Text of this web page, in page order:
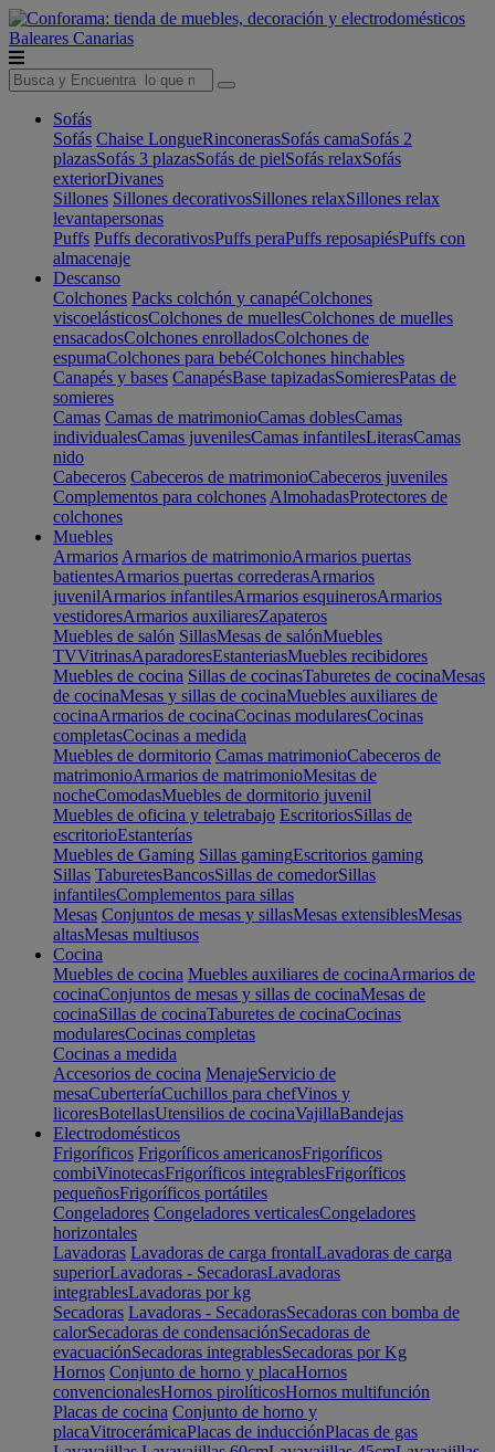
Baleares Canarias
Sofás
Sofás Chaise LongueRinconerasSofás camaSofás 2
plazasSofás 3 plazasSofás de pielSofás relaxSofás
exteriorDivanes
Sillones Sillones decorativosSillones relaxSillones relax
levantapersonas
Puffs Puffs decorativosPuffs peraPuffs reposapiésPuffs con
almacenaje
Descanso
Colchones Packs colchón y canapéColchones
viscoelásticosColchones de muellesColchones de muelles
ensacadosColchones enrolladosColchones de
espumaColchones para bebéColchones hinchables
Canapés y bases CanapésBase tapizadasSomieresPatas de
somieres
Camas Camas de matrimonioCamas doblesCamas
individualesCamas juvenilesCamas infantilesLiterasCamas
nido
Cabeceros Cabeceros de matrimonioCabeceros juveniles
Complementos para colchones AlmohadasProtectores de
colchones
Muebles
Armarios Armarios de matrimonioArmarios puertas
batientesArmarios puertas correderasArmarios
juvenilArmarios infantilesArmarios esquinerosArmarios
vestidoresArmarios auxiliaresZapateros
Muebles de salón SillasMesas de salónMuebles
TVVitrinasAparadoresEstanteriasMuebles recibidores
Muebles de cocina Sillas de cocinasTaburetes de cocinaMesas
de cocinaMesas y sillas de cocinaMuebles auxiliares de
cocinaArmarios de cocinaCocinas modularesCocinas
completasCocinas a medida
Muebles de dormitorio Camas matrimonioCabeceros de
matrimonioArmarios de matrimonioMesitas de
nocheComodasMuebles de dormitorio juvenil
Muebles de oficina y teletrabajo EscritoriosSillas de
escritorioEstanterías
Muebles de Gaming Sillas gamingEscritorios gaming
Sillas TaburetesBancosSillas de comedorSillas
infantilesComplementos para sillas
Mesas Conjuntos de mesas y sillasMesas extensiblesMesas
altasMesas multiusos
Cocina
Muebles de cocina Muebles auxiliares de cocinaArmarios de
cocinaConjuntos de mesas y sillas de cocinaMesas de
cocinaSillas de cocinaTaburetes de cocinaCocinas
modularesCocinas completas
Cocinas a medida
Accesorios de cocina MenajeServicio de
mesaCuberteríaCuchillos para chefVinos y
licoresBotellasUtensilios de cocinaVajillaBandejas
Electrodomésticos
Frigoríficos Frigoríficos americanosFrigoríficos
combiVinotecasFrigoríficos integrablesFrigoríficos
pequeñosFrigoríficos portátiles
Congeladores Congeladores verticalesCongeladores
horizontales
Lavadoras Lavadoras de carga frontalLavadoras de carga
superiorLavadoras - SecadorasLavadoras
integrablesLavadoras por kg
Secadoras Lavadoras - SecadorasSecadoras con bomba de
calorSecadoras de condensaciónSecadoras de
evacuaciónSecadoras integrablesSecadoras por Kg
Hornos Conjunto de horno y placaHornos
convencionalesHornos pirolíticosHornos multifunción
Placas de cocina Conjunto de horno y
placaVitrocerámicaPlacas de inducciónPlacas de gas